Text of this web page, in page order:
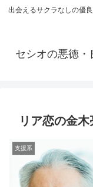
出会えるサクラなしの優
セシオの悪徳・
リア恋の金木
支援系